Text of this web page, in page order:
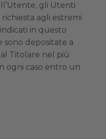
gli Utenti
agli estremi
in questo
sono depositate a
Titolare nel più
ogni caso entro un